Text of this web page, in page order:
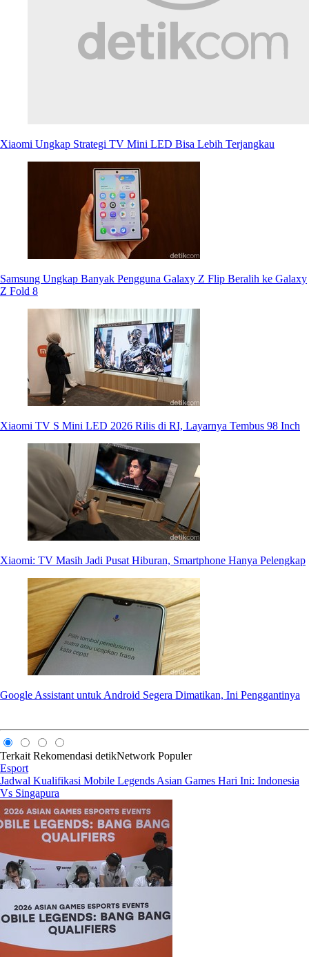
Xiaomi Ungkap Strategi TV Mini LED Bisa Lebih Terjangkau
Samsung Ungkap Banyak Pengguna Galaxy Z Flip Beralih ke Galaxy
Z Fold 8
Xiaomi TV S Mini LED 2026 Rilis di RI, Layarnya Tembus 98 Inch
Xiaomi: TV Masih Jadi Pusat Hiburan, Smartphone Hanya Pelengkap
Google Assistant untuk Android Segera Dimatikan, Ini Penggantinya
Terkait Rekomendasi detikNetwork Populer
Esport
Jadwal Kualifikasi Mobile Legends Asian Games Hari Ini: Indonesia
Vs Singapura